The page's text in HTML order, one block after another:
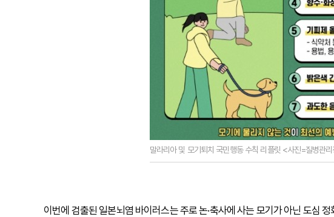
말라리아 및 모기퇴치 국민행동 수칙 리플릿 <사진=질병관
이번에 검출된 일본뇌염 바이러스는 주로 논·축사에 사는 모기가 아닌 도심